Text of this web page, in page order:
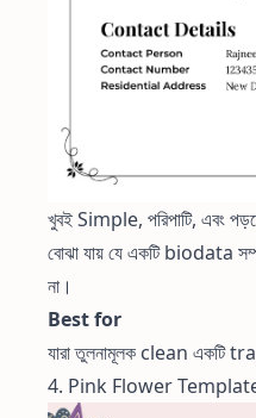
খুবই Simple, পরিপাটি, এবং
বোঝা যায় যে একটি biodata
না।
Best for
যারা তুলনামূলক clean একটি
4. Pink Flower